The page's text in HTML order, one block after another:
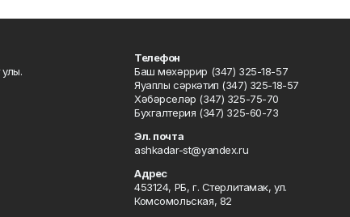
Телефон
Баш мөхәррир (347) 325-18-57
Яуаплы сәркәтип (347) 325-18-57
Хәбәрселәр (347) 325-75-70
Бухгалтерия (347) 325-60-73
Эл. почта
ashkadar-st@yandex.ru
Адрес
453124, РБ, г. Стерлитамак, ул.
Комсомольская, 82